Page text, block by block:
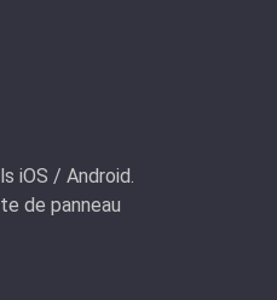
iOS / Android.
de panneau